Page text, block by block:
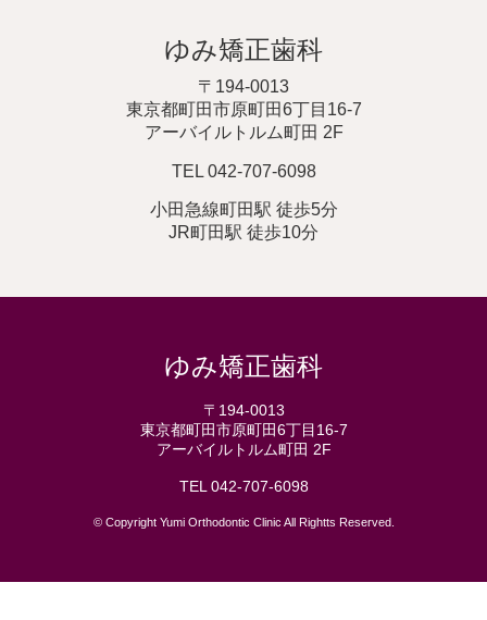
ゆみ矯正歯科
〒194-0013
東京都町田市原町田6丁目16-7
アーバイルトルム町田 2F
TEL 042-707-6098
小田急線町田駅 徒歩5分
JR町田駅 徒歩10分
ゆみ矯正歯科
〒194-0013
東京都町田市原町田6丁目16-7
アーバイルトルム町田 2F
TEL 042-707-6098
© Copyright Yumi Orthodontic Clinic All Rightts Reserved.